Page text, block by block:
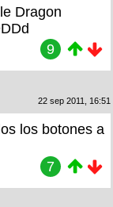
Dragon
9
22 sep 2011, 16:51
los botones a
7